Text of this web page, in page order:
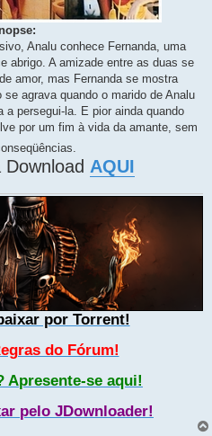
Analu conhece Fernanda, uma
abrigo. A amizade entre as duas se
amor, mas Fernanda se mostra
agrava quando o marido de Analu
a persegui-la. E pior ainda quando
por um fim à vida da amante, sem
AQUI
por Torrent!
do Fórum!
Apresente-se aqui!
pelo JDownloader!